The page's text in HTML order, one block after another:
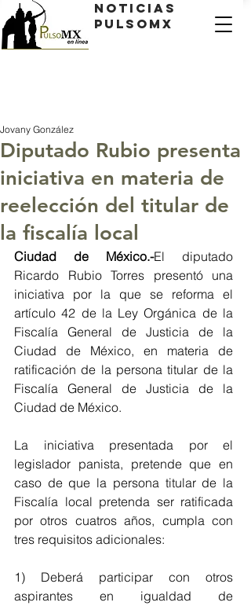
Noticias
PulsoMX
Diputado Rubio presenta
iniciativa en materia de
reelección del titular de
la fiscalía local
Jovany González
Ciudad de México.-El diputado
Ricardo Rubio Torres presentó una
iniciativa por la que se reforma el
artículo 42 de la Ley Orgánica de la
Fiscalía General de Justicia de la
Ciudad de México, en materia de
ratificación de la persona titular de la
Fiscalía General de Justicia de la
Ciudad de México.
La iniciativa presentada por el
legislador panista, pretende que en
caso de que la persona titular de la
Fiscalía local pretenda ser ratificada
por otros cuatros años, cumpla con
tres requisitos adicionales:
1) Deberá participar con otros
aspirantes en igualdad de